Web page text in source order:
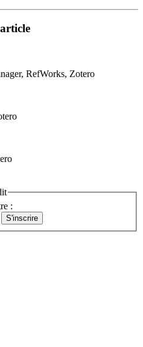
RefWorks, Zotero
: